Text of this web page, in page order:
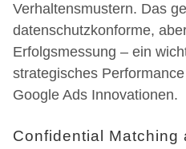
Verhaltensmustern. Das
datenschutzkonforme,
Erfolgsmessung – ein
strategisches
Google Ads Innovationen.
Confidential Matching